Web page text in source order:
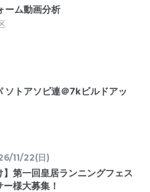
ーム動画分析
ソトアソビ連＠7kビルドアッ
11/22(日)
】第一回皇居ランニングフェス
様大募集！⁠